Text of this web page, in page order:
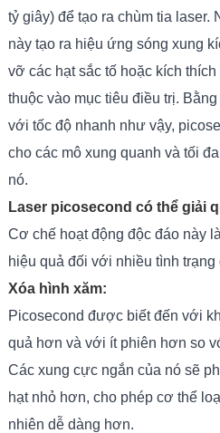
tỷ giây) để tạo ra chùm tia laser.
này tạo ra hiệu ứng sóng xung
vỡ các hạt sắc tố hoặc kích
thuộc vào mục tiêu điều trị.
với tốc độ nhanh như vậy,
cho các mô xung quanh và tối
nó.
Laser picosecond có thể giải
Cơ chế hoạt động độc đáo này
hiệu quả đối với nhiều tình
Xóa hình xăm:
Picosecond được biết đến với
quả hơn và với ít phiên hơn so
Các xung cực ngắn của nó sẽ
hạt nhỏ hơn, cho phép cơ thể
nhiên dễ dàng hơn.